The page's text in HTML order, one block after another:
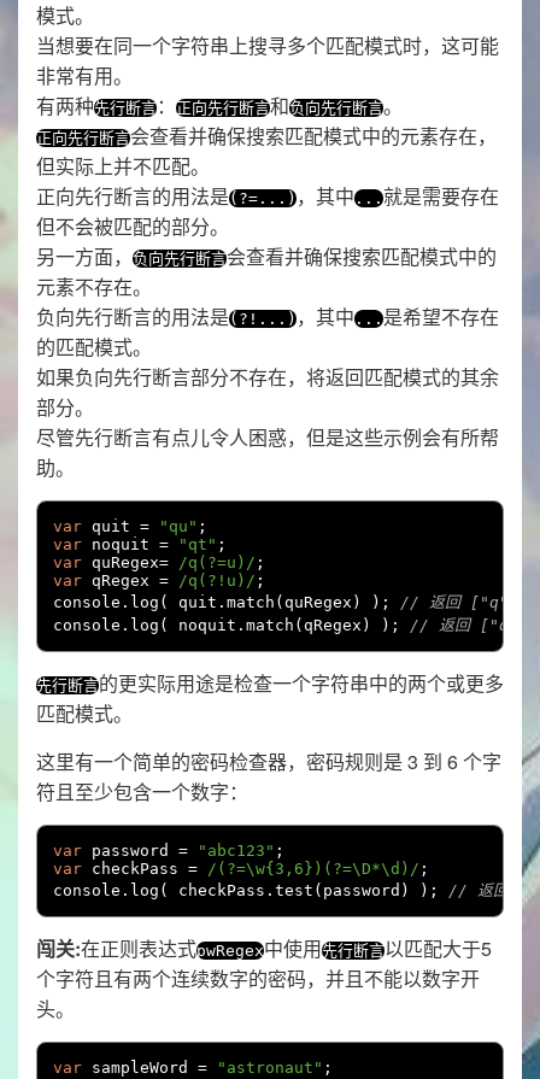
模式。
当想要在同一个字符串上搜寻多个匹配模式时，这可能
非常有用。
有两种先行断言 ： 正向先行断言和负向先行断言。
正向先行断言会查看并确保搜索匹配模式中的元素存在，
但实际上并不匹配。
正向先行断言的用法是(?=...)，其中...就是需要存在
但不会被匹配的部分。
另一方面，
负向先行断言会查看并确保搜索匹配模式中的
元素不存在。
负向先行断言的用法是(?!...)，其中...是希望不存在
的匹配模式。
如果负向先行断言部分不存在，将返回匹配模式的其余
部分。
尽管先行断言有点儿令人困惑，但是这些示例会有所帮
助。
var quit = "qu" ;
var noquit = "qt" ;
var quRegex= /q(?=u)/ ;
var qRegex = /q(?!u)/ ;
console . log ( quit . match ( quRegex ) );
// 返回 ["q"]
console . log ( noquit . match ( qRegex ) ); // 返回 ["q"]
先行断言的更实际用途是检查一个字符串中的两个或更多
匹配模式。
这里有一个简单的密码检查器，密码规则是 3 到 6 个字
符且至少包含一个数字：
var password = "abc123" ;
var checkPass = /(?=\w{3,6})(?=\D*\d)/ ;
console . log ( checkPass . test ( password ) ); // 返回
闯关:在正则表达式pwRegex中使用先行断言以匹配大于5
个字符且有两个连续数字的密码，并且不能以数字开
头。
var sampleWord = "astronaut" ;